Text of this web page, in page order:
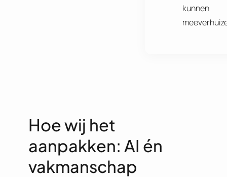
kunnen
Hoe wij het
aanpakken: AI én
vakmanschap